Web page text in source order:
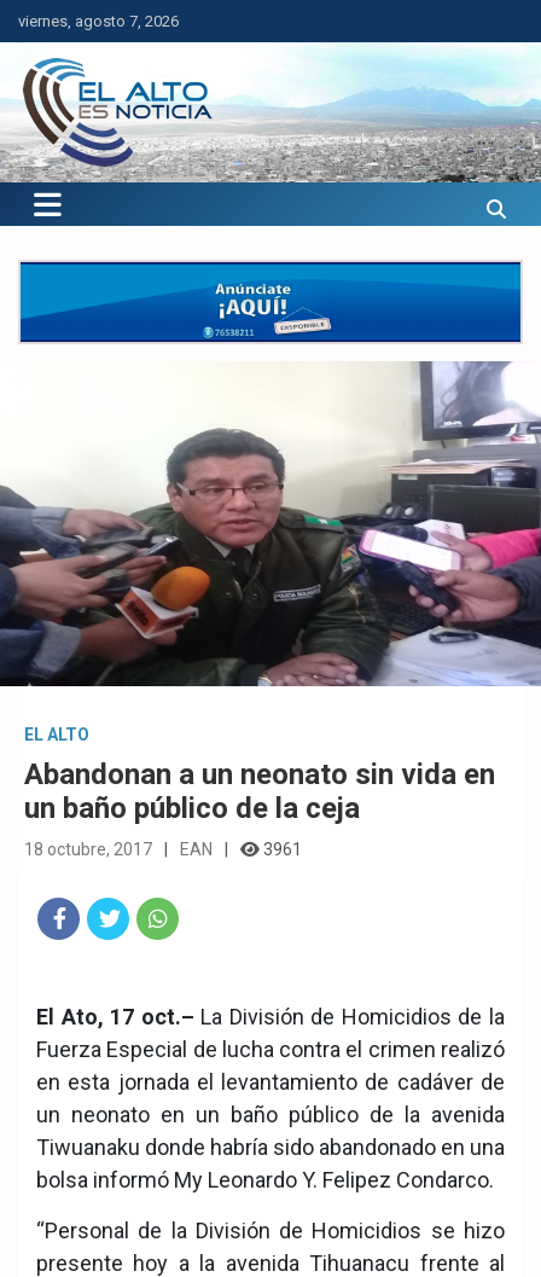
Saltar
al
contenido
viernes, agosto 7, 2026
El Alto es Noticia
Últimas noticias de El Alto, Bolivia y el mundo.
EL ALTO
Abandonan a un neonato sin vida en
un baño público de la ceja
18 octubre, 2017 EAN 3961
eb
ook
pp
El Ato, 17 oct.– La División de Homicidios de la
Fuerza Especial de lucha contra el crimen realizó
en esta jornada el levantamiento de cadáver de
un neonato en un baño público de la avenida
Tiwuanaku donde habría sido abandonado en una
bolsa informó My Leonardo Y. Felipez Condarco.
“Personal de la División de Homicidios se hizo
presente hoy a la avenida Tihuanacu frente al